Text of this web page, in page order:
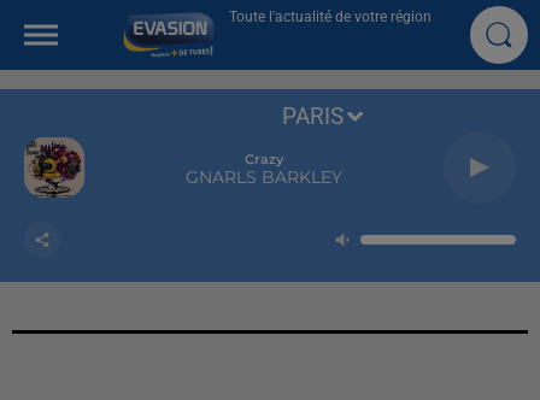
Toute l'actualité de votre région
Crazy
GNARLS BARKLEY
PARIS